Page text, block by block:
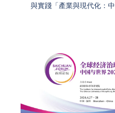
與實踐「產業與現代化：